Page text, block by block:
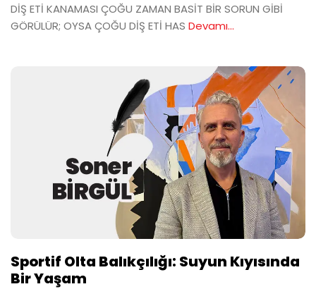
DİŞ ETİ KANAMASI ÇOĞU ZAMAN BASİT BİR SORUN GİBİ
GÖRÜLÜR; OYSA ÇOĞU DİŞ ETİ HAS Devamı...
Sportif Olta Balıkçılığı: Suyun Kıyısında
Bir Yaşam